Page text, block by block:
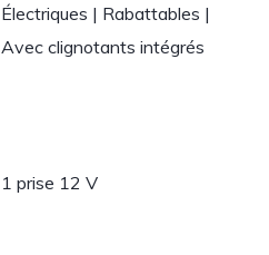
Électriques | Rabattables |
Avec clignotants intégrés
1 prise 12 V